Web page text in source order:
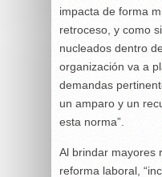
impacta de forma
retroceso, y como
nucleados dentro
organización va a
demandas
un amparo y un
esta norma”.
Al brindar mayores
reforma laboral,